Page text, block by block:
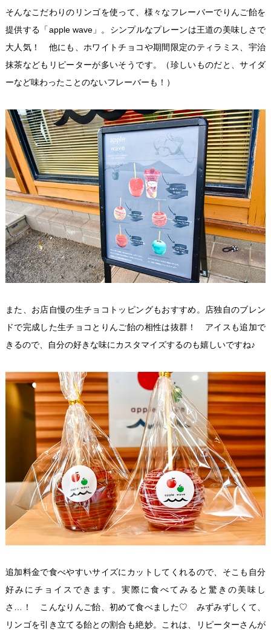
そんなこだわりのリンゴを使って、様々なフレーバーでりんご飴を
提供する「apple wave」。シンプルなプレーンは王道の美味しさで
大人気！ 他にも、ホワイトチョコや期間限定のティラミス、宇治
抹茶などもリピーターが多いそうです。（珍しいものだと、サイダ
ーなど味わったことのないフレーバーも！）
また、お店自慢の生チョコトッピングもおすすめ。店独自のブレン
ドで完成した生チョコとりんご飴の相性は抜群！ アイスも追加で
きるので、自分の好きな味にカスタマイズするのも嬉しいですね♪
追加料金で食べやすいサイズにカットしてくれるので、そこも自分
好みにチョイスできます。実際に食べてみると驚きの美味し
さ…！ こんなりんご飴、初めて食べました♡ みずみずしくて、
リンゴを引き立てる飴との割合も絶妙。これは、リピーターさんが